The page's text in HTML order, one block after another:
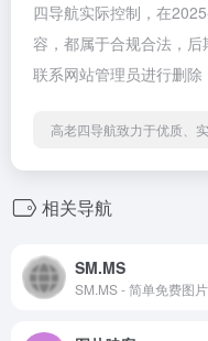
四导航实际控制，在
容，都属于合规合法，
联系网站管理员进行删除
高老四导航致力于优质、
相关导航
SM.MS